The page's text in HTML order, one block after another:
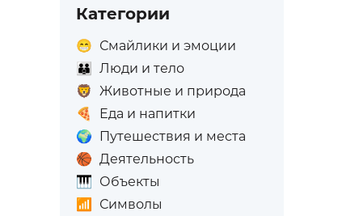
Категории
😁 Смайлики и эмоции
👪
Люди и тело
🦁 Животные и природа
🍕
Еда и напитки
🌍 Путешествия и места
🏀 Деятельность
🎹 Объекты
📶
Символы